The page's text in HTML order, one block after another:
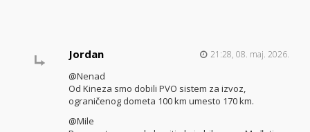
Jordan 21:28, 08. maj. 2026.
@Nenad
Od Kineza smo dobili PVO sistem za izvoz,
ograničenog dometa 100 km umesto 170 km.
@Mile